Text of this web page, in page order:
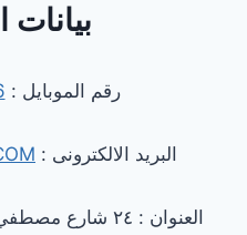
بيانات
رقم الموبايل :
البريد الالكترونى :
العنوان : ٢٤